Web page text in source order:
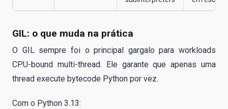
GIL: o que muda na prática
O GIL sempre foi o principal gargalo para workloads
CPU-bound multi-thread. Ele garante que apenas uma
thread execute bytecode Python por vez.
Com o Python 3.13: